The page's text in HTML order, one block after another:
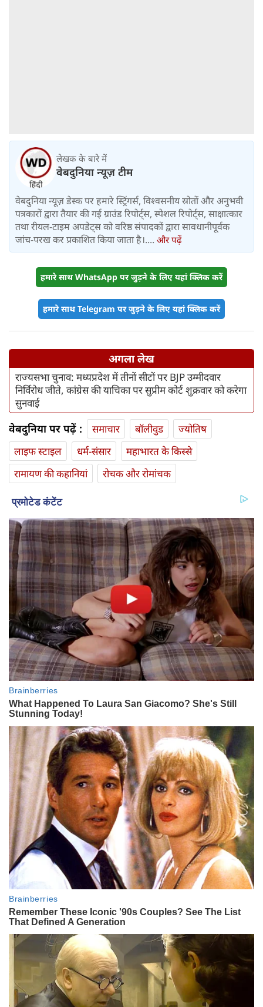
लेखक के बारे में
वेबदुनिया न्यूज़ टीम
वेबदुनिया न्यूज़ डेस्क पर हमारे स्ट्रिंगर्स, विश्वसनीय स्रोतों और अनुभवी
पत्रकारों द्वारा तैयार की गई ग्राउंड रिपोर्ट्स, स्पेशल रिपोर्ट्स, साक्षात्कार
तथा रीयल-टाइम अपडेट्स को वरिष्ठ संपादकों द्वारा सावधानीपूर्वक
जांच-परख कर प्रकाशित किया जाता है।.... और पढ़ें
हमारे साथ WhatsApp पर जुड़ने के लिए यहां क्लिक करें
हमारे साथ Telegram पर जुड़ने के लिए यहां क्लिक करें
अगला लेख
राज्यसभा चुनाव: मध्यप्रदेश में तीनों सीटों पर BJP उम्मीदवार
निर्विरोध जीते, कांग्रेस की याचिका पर सुप्रीम कोर्ट शुक्रवार को करेगा
सुनवाई
वेबदुनिया पर पढ़ें : समाचार बॉलीवुड
ज्योतिष
लाइफ स्‍टाइल
धर्म-संसार
महाभारत के किस्से
रामायण की कहानियां
रोचक और रोमांचक